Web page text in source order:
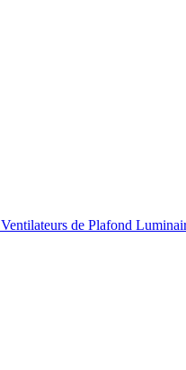
Ventilateurs de Plafond